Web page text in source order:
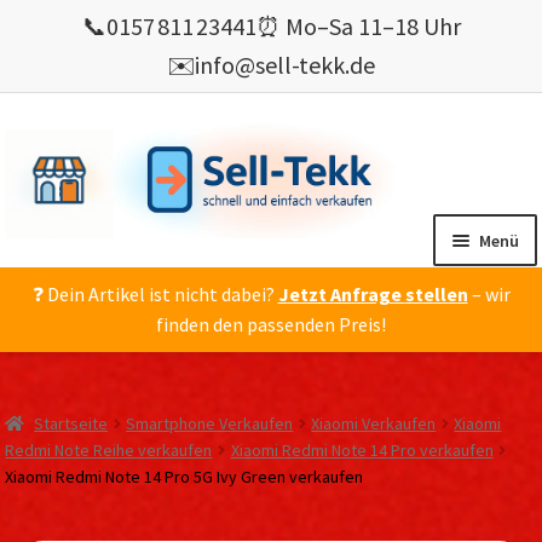
📞0157 811 23441⏰ Mo–Sa 11–18 Uhr
✉️info@sell-tekk.de
springen
springen
Menü
Mein Konto
Gebrauchte Elektronik verkaufen
💰 Bonusprogramm
❓ Dein Artikel ist nicht dabei? Jetzt Anfrage stellen – wir
finden den passenden Preis!
Startseite Smartphone Verkaufen Xiaomi Verkaufen
Xiaomi
Redmi Note Reihe verkaufen
Xiaomi Redmi Note 14 Pro verkaufen
Xiaomi Redmi Note 14 Pro 5G Ivy Green verkaufen